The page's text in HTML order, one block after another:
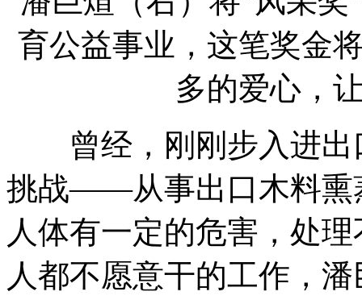
育公益事业，这笔奖金
多的爱心，
曾经，刚刚步入进出
挑战——从事出口木料熏
人体有一定的危害，处
人都不愿意干的工作，